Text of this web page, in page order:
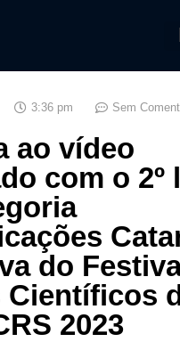
3:36 pm Sem
ao vídeo
com o 2º
do
Científicos
2023